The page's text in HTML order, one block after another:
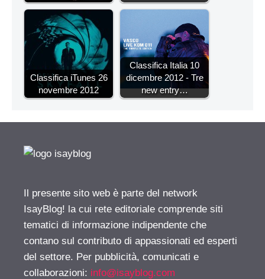
Classifica iTunes 26
novembre 2012
Classifica Italia 10
dicembre 2012 - Tre
new entry…
Il presente sito web è parte del network
IsayBlog! la cui rete editoriale comprende siti
tematici di informazione indipendente che
contano sul contributo di appassionati ed esperti
del settore. Per pubblicità, comunicati e
collaborazioni: info@isayblog.com